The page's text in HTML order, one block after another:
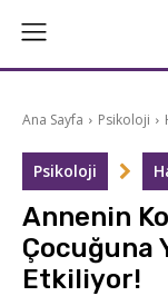
Ana Sayfa Psikoloji
Psikoloji
Annenin
Çocuğuna
Etkiliyor!